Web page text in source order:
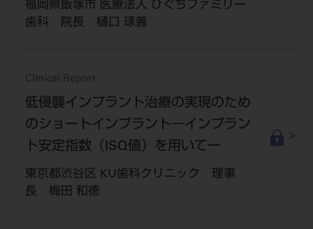
福岡県飯塚市 医療法人 ひぐちファミリー
歯科 院長 樋口 琢善
Clinical Report
低侵襲インプラント治療の実現のため
のショートインプラント―インプラン
ト安定指数（ISQ値）を用いてー
東京都渋谷区 KU歯科クリニック 理事
長 梅田 和徳